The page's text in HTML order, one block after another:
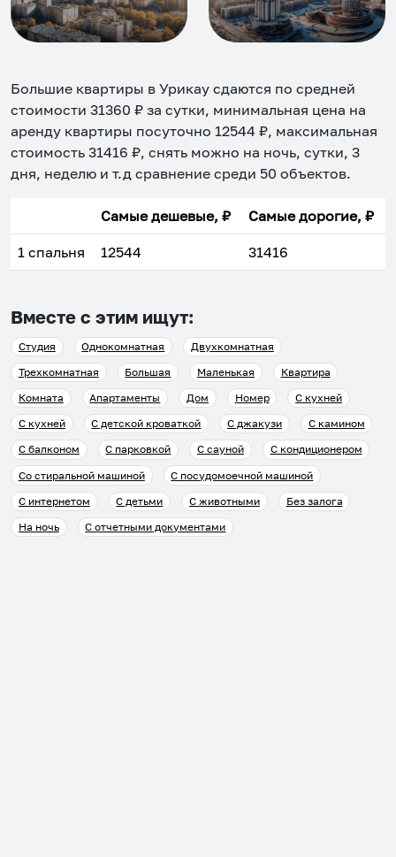
Большие квартиры в Урикау сдаются по средней
стоимости 31360 ₽ за сутки, минимальная цена на
аренду квартиры посуточно 12544 ₽, максимальная
стоимость 31416 ₽, снять можно на ночь, сутки, 3
дня, неделю и т.д сравнение среди 50 объектов.
Самые дешевые, ₽ Самые дорогие, ₽
1 спальня 12544 31416
Вместе с этим ищут:
Студия Однокомнатная
Двухкомнатная
Трехкомнатная
Большая Маленькая
Квартира
Комната
Апартаменты Дом Номер
С кухней
С кухней
С детской кроваткой С джакузи
С камином
С балконом
С парковкой С сауной
С кондиционером
Со стиральной машиной
С посудомоечной машиной
С интернетом
С детьми С животными
Без залога
На ночь
С отчетными документами